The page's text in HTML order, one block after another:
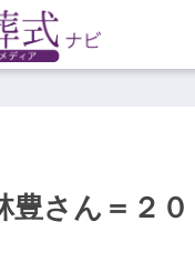
豊さん＝２